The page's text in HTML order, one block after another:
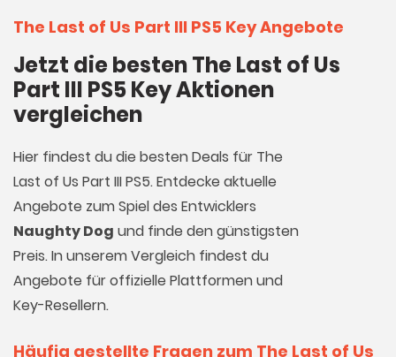
The Last of Us Part III PS5 Key Angebote
Jetzt die besten The Last of Us
Part III PS5 Key Aktionen
vergleichen
Hier findest du die besten Deals für The
Last of Us Part III PS5. Entdecke aktuelle
Angebote zum Spiel des Entwicklers
Naughty Dog und finde den günstigsten
Preis. In unserem Vergleich findest du
Angebote für offizielle Plattformen und
Key-Resellern.
Häufig gestellte Fragen zum The Last of Us